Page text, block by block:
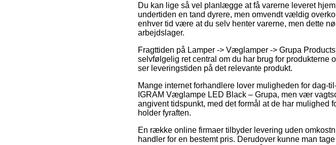
Du kan lige så vel planlægge at få varerne leveret
undertiden en tand dyrere, men omvendt vældig
enhver tid være at du selv henter varerne, men dette
arbejdslager.
Fragttiden på Lamper -> Væglamper -> Grupa
selvfølgelig ret central om du har brug for produkterne
ser leveringstiden på det relevante produkt.
Mange internet forhandlere lover muligheden for dag-
IGRAM Væglampe LED Black – Grupa, men vær
angivent tidspunkt, med det formål at de har mulighed
holder fyraften.
En række online firmaer tilbyder levering uden
handler for en bestemt pris. Derudover kunne man